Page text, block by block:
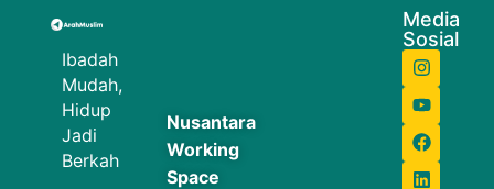
Ibadah
Mudah,
Hidup
Jadi
Berkah
Nusantara
Working
Space
Media
Sosial